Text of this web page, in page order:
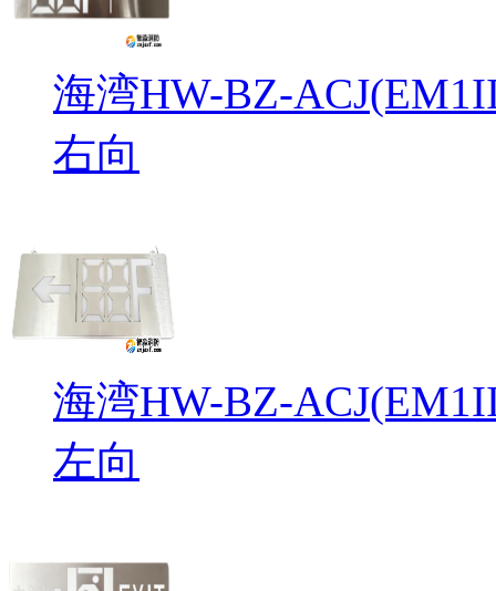
海湾HW-BZ-
右向
海湾HW-BZ-
左向